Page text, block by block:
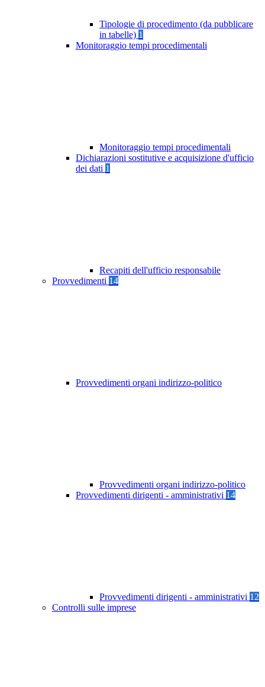
Tipologie di procedimento (da pubblicare
in tabelle) 1
Monitoraggio tempi procedimentali
Monitoraggio tempi procedimentali
Dichiarazioni sostitutive e acquisizione d'ufficio
dei dati 1
Recapiti dell'ufficio responsabile
Provvedimenti 14
Provvedimenti organi indirizzo-politico
Provvedimenti organi indirizzo-politico
Provvedimenti dirigenti - amministrativi 14
Provvedimenti dirigenti - amministrativi 12
Controlli sulle imprese